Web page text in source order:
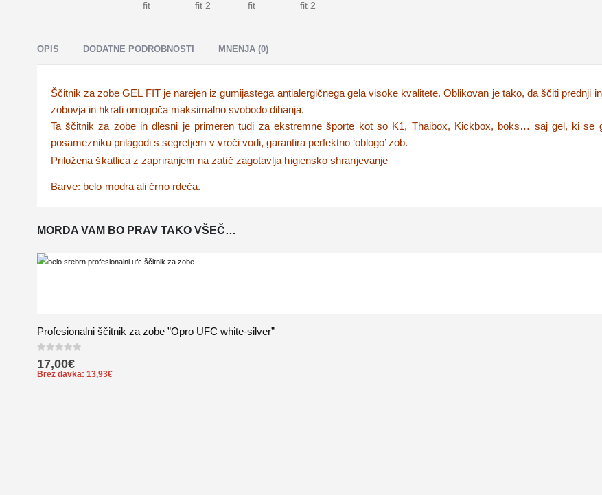
OPIS DODATNE PODROBNOSTI MNENJA (0)
Ščitnik za zobe GEL FIT je narejen iz gumijastega antialergičnega gela visoke kvalitete. Oblikovan je tako, da ščiti prednji
zobovja in hkrati omogoča maksimalno svobodo dihanja.
Ta ščitnik za zobe in dlesni je primeren tudi za ekstremne športe kot so K1, Thaibox, Kickbox, boks… saj gel, ki se
posamezniku prilagodi s segretjem v vroči vodi, garantira perfektno ‘oblogo’ zob.
Priložena škatlica z zapriranjem na zatič zagotavlja higiensko shranjevanje
Barve: belo modra ali črno rdeča.
MORDA VAM BO PRAV TAKO VŠEČ…
Profesionalni ščitnik za zobe ”Opro UFC white-silver”
0out of 5
17,00€
Brez davka: 13,93€